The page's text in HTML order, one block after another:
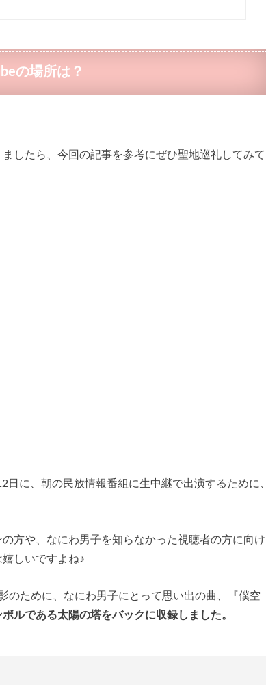
の場所は？
したら、今回の記事を参考にぜひ聖地巡礼してみて
に、朝の民放情報番組に生中継で出演するために、
方や、なにわ男子を知らなかった視聴者の方に向け
しいですよね♪
のために、なにわ男子にとって思い出の曲、『僕空
ルである太陽の塔をバックに収録しました。